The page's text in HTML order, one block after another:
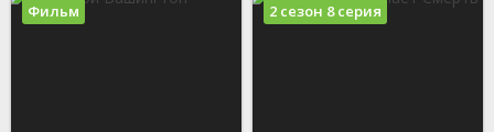
Фильм 2 сезон 8 серия